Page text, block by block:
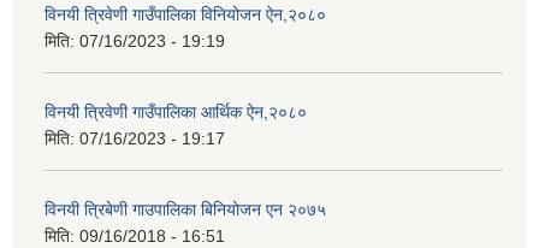
विनयी त्रिवेणी गाउँपालिका विनियोजन ऐन,२०८०
मिति: 07/16/2023 - 19:19
विनयी त्रिवेणी गाउँपालिका आर्थिक ऐन,२०८०
मिति: 07/16/2023 - 19:17
विनयी त्रिबेणी गाउपालिका बिनियोजन एन २०७५
मिति: 09/16/2018 - 16:51